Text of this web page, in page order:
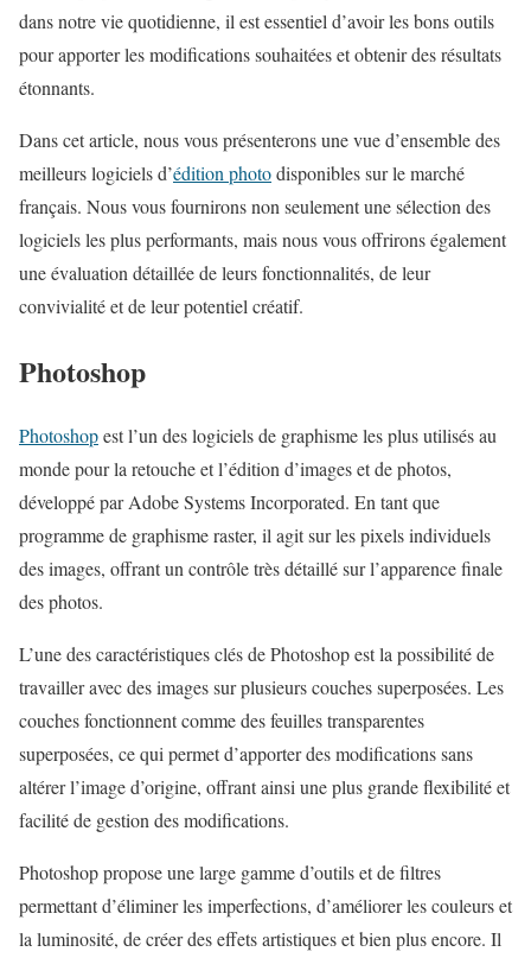
dans notre vie quotidienne, il est essentiel d’avoir les bons outils
pour apporter les modifications souhaitées et obtenir des résultats
étonnants.
Dans cet article, nous vous présenterons une vue d’ensemble des
meilleurs logiciels d’édition photodisponibles sur le marché
français. Nous vous fournirons non seulement une sélection des
logiciels les plus performants, mais nous vous offrirons également
une évaluation détaillée de leurs fonctionnalités, de leur
convivialité et de leur potentiel créatif.
Photoshop
Photoshopest l’un des logiciels de graphisme les plus utilisés au
monde pour la retouche et l’édition d’images et de photos,
développé par Adobe Systems Incorporated. En tant que
programme de graphisme raster, il agit sur les pixels individuels
des images, offrant un contrôle très détaillé sur l’apparence finale
des photos.
L’une des caractéristiques clés de Photoshop est la possibilité de
travailler avec des images sur plusieurs couches superposées. Les
couches fonctionnent comme des feuilles transparentes
superposées, ce qui permet d’apporter des modifications sans
altérer l’image d’origine, offrant ainsi une plus grande flexibilité et
facilité de gestion des modifications.
Photoshop propose une large gamme d’outils et de filtres
permettant d’éliminer les imperfections, d’améliorer les couleurs et
la luminosité, de créer des effets artistiques et bien plus encore. Il